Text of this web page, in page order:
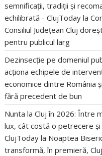
semnificații, tradiții și
echilibrată - ClujToday la
Consiliul Județean Cluj
pentru publicul larg
Dezinsecție pe domeniul
acționa echipele de
economice dintre România
fără precedent de bun
Nunta la Cluj în 2026: Între
lux, cât costă o petrecere
ClujToday la Noaptea
transformă, în premieră,